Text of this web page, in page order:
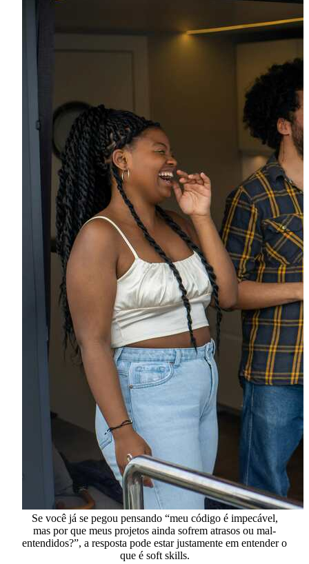
Se você já se pegou pensando “meu código é impecável,
mas por que meus projetos ainda sofrem atrasos ou mal-
entendidos?”, a resposta pode estar justamente em entender o
que é soft skills​.